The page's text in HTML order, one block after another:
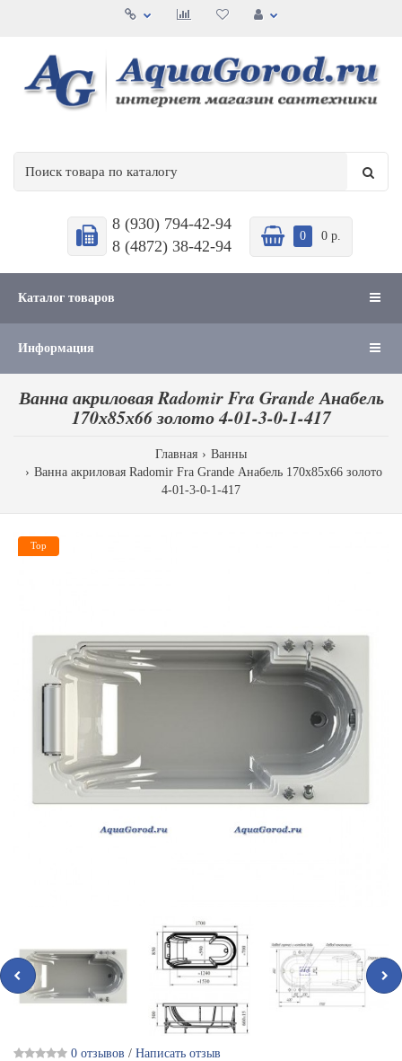
8 (930) 794-42-94
8 (4872) 38-42-94
0 0 р.
Каталог товаров
Информация
Ванна акриловая Radomir Fra Grande Анабель
170х85х66 золото 4-01-3-0-1-417
Главная
Ванны
Ванна акриловая Radomir Fra Grande Анабель 170х85х66 золото
4-01-3-0-1-417
Top
0 отзывов / Написать отзыв